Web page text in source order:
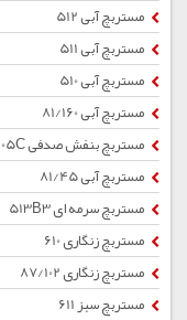
مستربچ آبی 512
مستربچ آبی 511
مستربچ آبی 510
مستربچ آبی 81/160
مستربچ بنفش صدفی 90/205C
مستربچ آبی 81/45
مستربچ سرمه ای 513B3
مستربچ زنگاری 610
مستربچ زنگاری 87/102
مستربچ سبز 611